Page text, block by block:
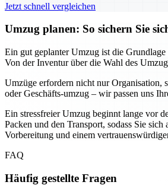
Jetzt schnell vergleichen
Umzug planen: So sichern Sie
Ein gut geplanter Umzug ist die
Von der Inventur über die Wahl des
Umzüge erfordern nicht nur Organisation,
oder Geschäfts-umzug – wir passen uns
Ein stressfreier Umzug beginnt lange vor
Packen und den Transport, sodass Sie
Vorbereitung und einem
FAQ
Häufig gestellte Fragen